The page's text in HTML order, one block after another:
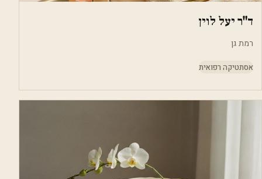
ד"ר יעל לוין
רמת גן
אסתטיקה רפואית